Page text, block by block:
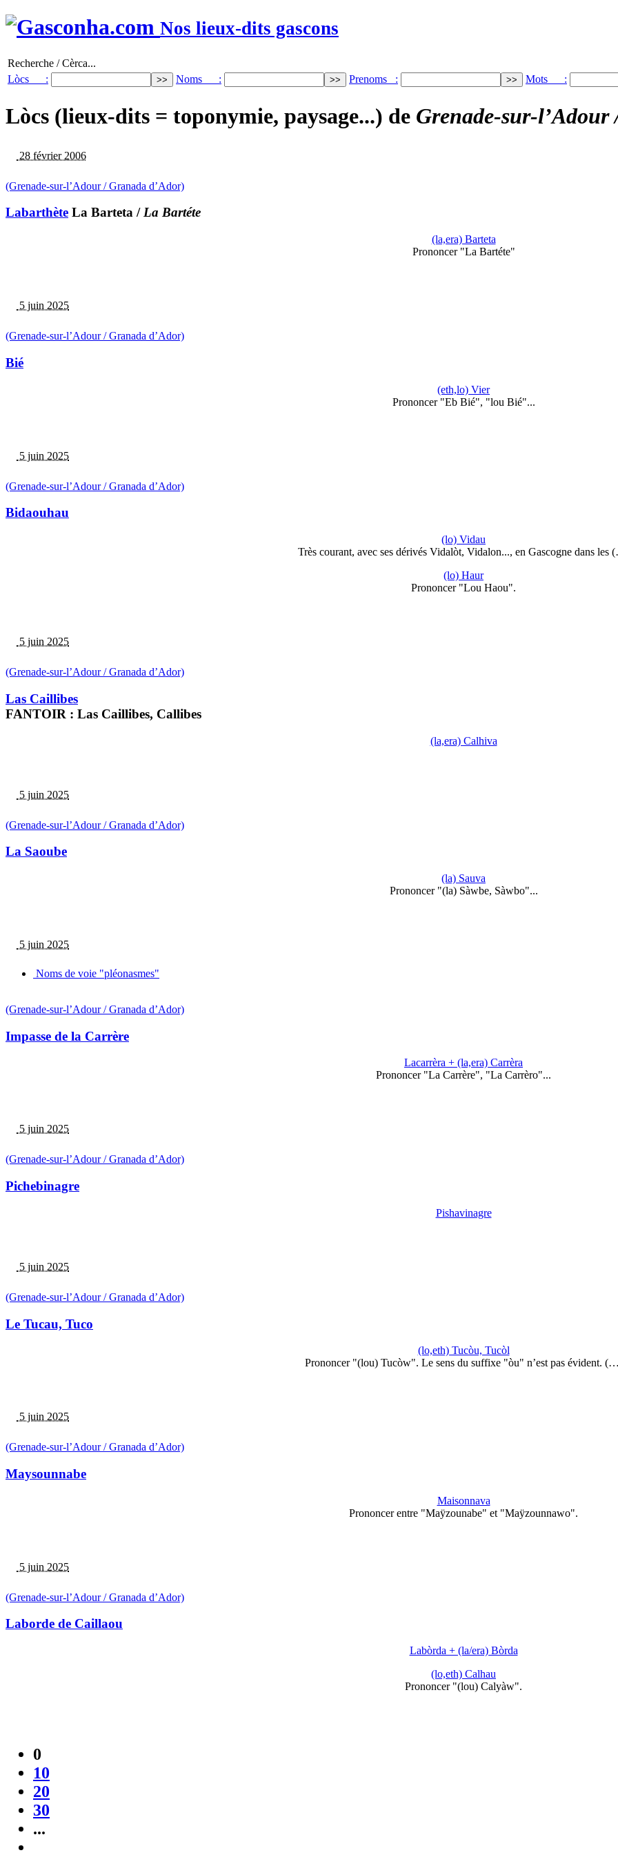
Nos lieux-dits gascons
Recherche / Cèrca...
Lòcs :
Noms : Prenoms : Mots :
Lòcs (lieux-dits = toponymie, paysage...) de Grenade-sur-l’Adour
28 février 2006
(Grenade-sur-l’Adour / Granada d’Ador)
Labarthète La Barteta /La Bartéte
(la,era) Barteta
Prononcer "La Bartéte"
5 juin 2025
(Grenade-sur-l’Adour / Granada d’Ador)
Bié
(eth,lo) Vier
Prononcer "Eb Bié", "lou Bié"...
5 juin 2025
(Grenade-sur-l’Adour / Granada d’Ador)
Bidaouhau
(lo) Vidau
Très courant, avec ses dérivés Vidalòt, Vidalon..., en Gascogne dans les
(lo) Haur
Prononcer "Lou Haou".
5 juin 2025
(Grenade-sur-l’Adour / Granada d’Ador)
Las Caillibes
FANTOIR : Las Caillibes, Callibes
(la,era) Calhiva
5 juin 2025
(Grenade-sur-l’Adour / Granada d’Ador)
La Saoube
(la) Sauva
Prononcer "(la) Sàwbe, Sàwbo"...
5 juin 2025
Noms de voie "pléonasmes"
(Grenade-sur-l’Adour / Granada d’Ador)
Impasse de la Carrère
Lacarrèra + (la,era) Carrèra
Prononcer "La Carrère", "La Carrèro"...
5 juin 2025
(Grenade-sur-l’Adour / Granada d’Ador)
Pichebinagre
Pishavinagre
5 juin 2025
(Grenade-sur-l’Adour / Granada d’Ador)
Le Tucau, Tuco
(lo,eth) Tucòu, Tucòl
Prononcer "(lou) Tucòw". Le sens du suffixe "òu" n’est pas évident.
5 juin 2025
(Grenade-sur-l’Adour / Granada d’Ador)
Maysounnabe
Maisonnava
Prononcer entre "Maÿzounabe" et "Maÿzounnawo".
5 juin 2025
(Grenade-sur-l’Adour / Granada d’Ador)
Laborde de Caillaou
Labòrda + (la/era) Bòrda
(lo,eth) Calhau
Prononcer "(lou) Calyàw".
0
10
20
30
...